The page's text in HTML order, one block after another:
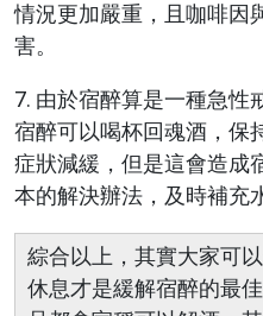
情況更加嚴重，且咖啡因
害。
7. 由於宿醉算是一種急性
宿醉可以喝杯回魂酒，保
症狀減緩，但是這會造成
本的解決辦法，及時補充
綜合以上，其實大家可
休息才是緩解宿醉的最